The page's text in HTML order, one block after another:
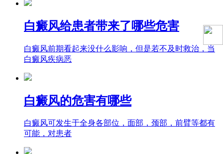
白癜风给患者带来了哪些危害
白癜风前期看起来没什么影响，但是若不及时救治，当
白癜风疾病恶
白癜风的危害有哪些
白癜风可发生于全身各部位，面部，颈部，前臂等都有
可能，对患者